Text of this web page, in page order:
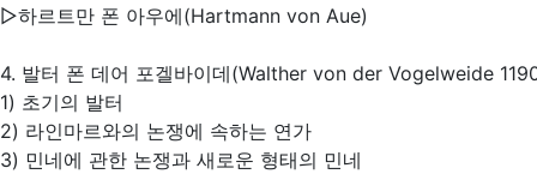
▷하르트만 폰 아우에(Hartmann von Aue)
4. 발터 폰 데어 포겔바이데(Walther von der Vogelweide
1) 초기의 발터
2) 라인마르와의 논쟁에 속하는 연가
3) 민네에 관한 논쟁과 새로운 형태의 민네